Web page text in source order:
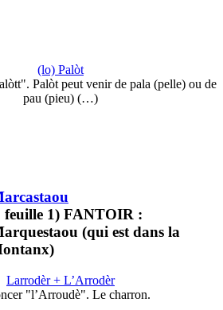
(lo) Palòt
Palòt peut venir de pala (pelle) ou de
pau (pieu) (…)
feuille 1) FANTOIR :
(qui est dans la
Larrodèr + L’Arrodèr
"l’Arroudè". Le charron.